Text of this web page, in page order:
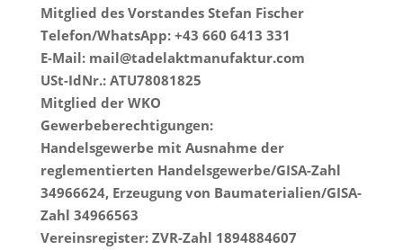
Mitglied des Vorstandes Stefan Fischer
Telefon/WhatsApp: +43 660 6413 331
E-Mail: mail@tadelaktmanufaktur.com
USt-IdNr.: ATU78081825
Mitglied der WKO
Gewerbeberechtigungen:
Handelsgewerbe mit Ausnahme der
reglementierten Handelsgewerbe/GISA-Zahl
34966624, Erzeugung von Baumaterialien/GISA-
Zahl 34966563
Vereinsregister: ZVR-Zahl 1894884607